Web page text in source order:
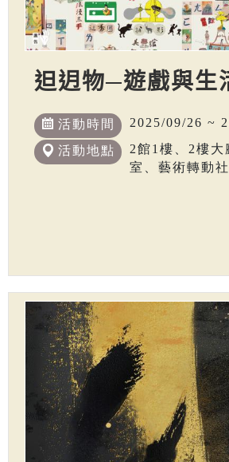
𨑨迌物─遊戲與生
活動時間 2025/09/26 ~
活動地點
2館1樓、2樓大
室、藝術轉動